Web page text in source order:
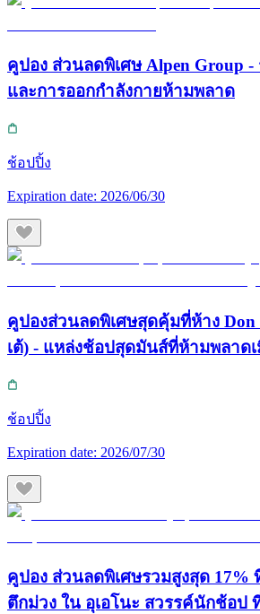
คูปอง ส่วนลดพิเศษ Alpen Group
และการออกกำลังกายห้ามพลาด
ช้อปปิ้ง
Expiration date: 2026/06/30
คูปองส่วนลดพิเศษสุดคุ้มที่ห้าง Don
เต้) - แหล่งช้อปสุดมันส์ที่ห้ามพลาด
ช้อปปิ้ง
Expiration date: 2026/07/30
คูปอง ส่วนลดพิเศษรวมสูงสุด 17%
ตึกม่วง ใน อุเอโนะ สวรรค์นักช้อป